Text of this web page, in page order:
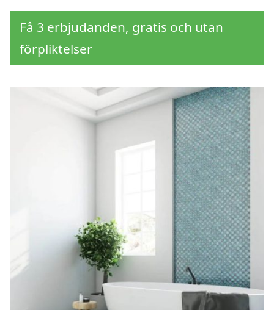
Få 3 erbjudanden, gratis och utan
förpliktelser